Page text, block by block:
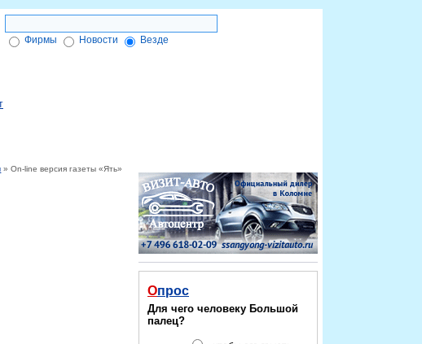
Фирмы Новости Везде
» On-line версия газеты «Ять»
Опрос
Для чего человеку Большой
палец?